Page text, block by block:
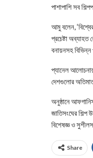
পাশাপাশি সব
আমু বলেন,
প্রচেষ্টা অব্যাহত
বনায়নসহ
প্যানেল
দেশগুলোর
অনুষ্ঠানে
জাতিসংঘের শিল্প
বিশেষজ্ঞ ও
Share